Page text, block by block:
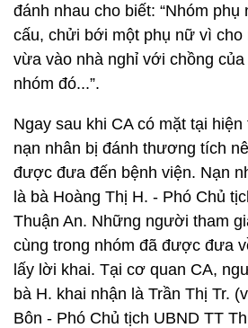
đánh nhau cho biết: “Nhóm
cấu, chửi bới một phụ nữ vì
vừa vào nhà nghỉ với chồng
nhóm đó...”.
Ngay sau khi CA có mặt tại
nạn nhân bị đánh thương tích
được đưa đến bệnh viện. Nạn
là bà Hoàng Thị H. - Phó Chủ
Thuận An. Những người tham
cùng trong nhóm đã được đưa
lấy lời khai. Tại cơ quan CA,
bà H. khai nhận là Trần Thị Tr.
Bôn - Phó Chủ tịch UBND TT